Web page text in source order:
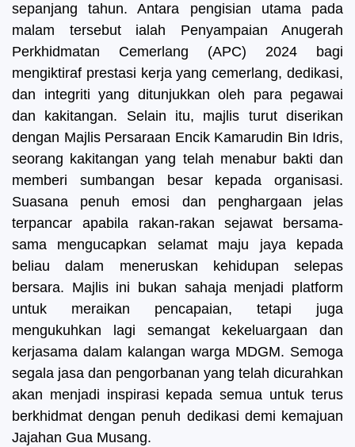
sepanjang tahun. Antara pengisian utama pada
malam tersebut ialah Penyampaian Anugerah
Perkhidmatan Cemerlang (APC) 2024 bagi
mengiktiraf prestasi kerja yang cemerlang, dedikasi,
dan integriti yang ditunjukkan oleh para pegawai
dan kakitangan. Selain itu, majlis turut diserikan
dengan Majlis Persaraan Encik Kamarudin Bin Idris,
seorang kakitangan yang telah menabur bakti dan
memberi sumbangan besar kepada organisasi.
Suasana penuh emosi dan penghargaan jelas
terpancar apabila rakan-rakan sejawat bersama-
sama mengucapkan selamat maju jaya kepada
beliau dalam meneruskan kehidupan selepas
bersara. Majlis ini bukan sahaja menjadi platform
untuk meraikan pencapaian, tetapi juga
mengukuhkan lagi semangat kekeluargaan dan
kerjasama dalam kalangan warga MDGM. Semoga
segala jasa dan pengorbanan yang telah dicurahkan
akan menjadi inspirasi kepada semua untuk terus
berkhidmat dengan penuh dedikasi demi kemajuan
Jajahan Gua Musang.